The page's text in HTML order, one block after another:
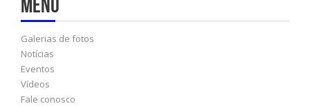
Galerias de fotos
Notícias
Eventos
Vídeos
Fale conosco